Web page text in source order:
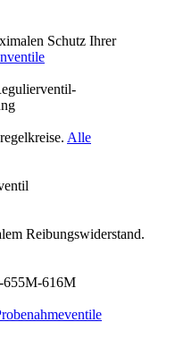
Schutz Ihrer
Alle
Reibungswiderstand.